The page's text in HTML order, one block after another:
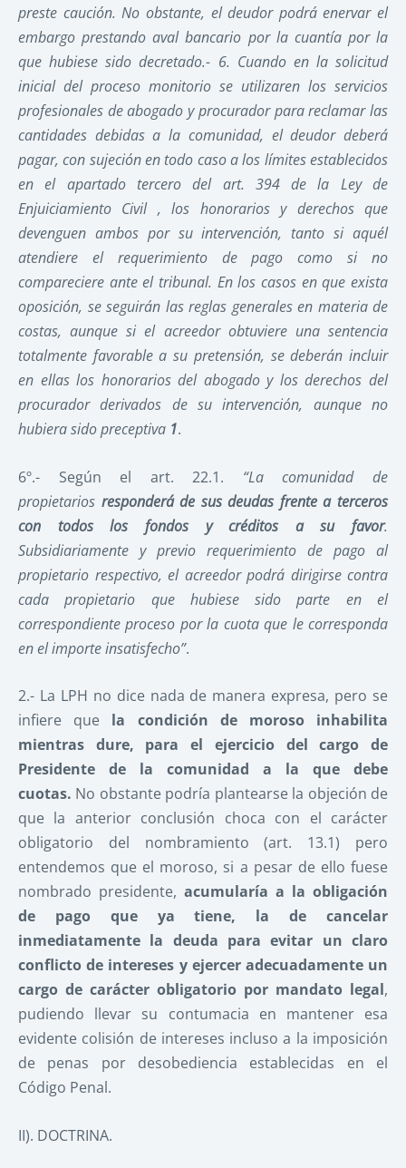
preste caución. No obstante, el deudor podrá enervar el
embargo prestando aval bancario por la cuantía por la
que hubiese sido decretado.- 6. Cuando en la solicitud
inicial del proceso monitorio se utilizaren los servicios
profesionales de abogado y procurador para reclamar las
cantidades debidas a la comunidad, el deudor deberá
pagar, con sujeción en todo caso a los límites establecidos
en el apartado tercero del art. 394 de la Ley de
Enjuiciamiento Civil , los honorarios y derechos que
devenguen ambos por su intervención, tanto si aquél
atendiere el requerimiento de pago como si no
compareciere ante el tribunal. En los casos en que exista
oposición, se seguirán las reglas generales en materia de
costas, aunque si el acreedor obtuviere una sentencia
totalmente favorable a su pretensión, se deberán incluir
en ellas los honorarios del abogado y los derechos del
procurador derivados de su intervención, aunque no
hubiera sido preceptiva 1.
6º.- Según el art. 22.1. “La comunidad de
propietarios responderá de sus deudas frente a terceros
con todos los fondos y créditos a su favor.
Subsidiariamente y previo requerimiento de pago al
propietario respectivo, el acreedor podrá dirigirse contra
cada propietario que hubiese sido parte en el
correspondiente proceso por la cuota que le corresponda
en el importe insatisfecho”.
2.- La LPH no dice nada de manera expresa, pero se
infiere que la condición de moroso inhabilita
mientras dure, para el ejercicio del cargo de
Presidente de la comunidad a la que debe
cuotas. No obstante podría plantearse la objeción de
que la anterior conclusión choca con el carácter
obligatorio del nombramiento (art. 13.1) pero
entendemos que el moroso, si a pesar de ello fuese
nombrado presidente, acumularía a la obligación
de pago que ya tiene, la de cancelar
inmediatamente la deuda para evitar un claro
conflicto de intereses y ejercer adecuadamente un
cargo de carácter obligatorio por mandato legal,
pudiendo llevar su contumacia en mantener esa
evidente colisión de intereses incluso a la imposición
de penas por desobediencia establecidas en el
Código Penal.
II). DOCTRINA.